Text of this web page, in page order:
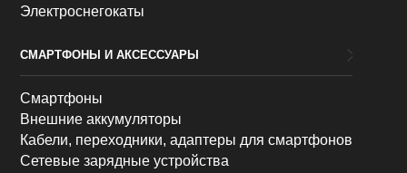
Электроснегокаты
СМАРТФОНЫ И АКСЕССУАРЫ
Смартфоны
Внешние аккумуляторы
Кабели, переходники, адаптеры для смартфонов
Сетевые зарядные устройства